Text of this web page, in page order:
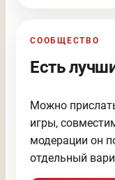
СООБЩЕСТВО
Есть
Можно
игры,
модерации он
отдельный